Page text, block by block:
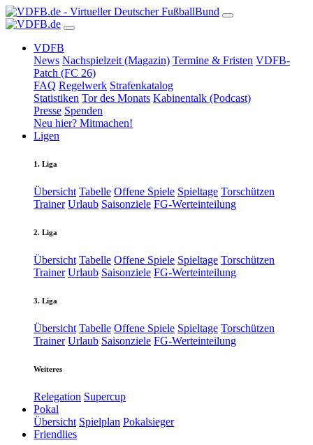
VDFB
News Nachspielzeit (Magazin) Termine & Fristen VDFB-
Patch (FC 26)
FAQ Regelwerk Strafenkatalog
Statistiken Tor des Monats Kabinentalk (Podcast)
Presse Spenden
Neu hier? Mitmachen!
Ligen
1. Liga
Übersicht Tabelle Offene Spiele Spieltage Torschützen
Trainer Urlaub Saisonziele FG-Werteinteilung
2. Liga
Übersicht Tabelle Offene Spiele Spieltage Torschützen
Trainer Urlaub Saisonziele FG-Werteinteilung
3. Liga
Übersicht Tabelle Offene Spiele Spieltage Torschützen
Trainer Urlaub Saisonziele FG-Werteinteilung
Weiteres
Relegation Supercup
Pokal
Übersicht Spielplan Pokalsieger
Friendlies